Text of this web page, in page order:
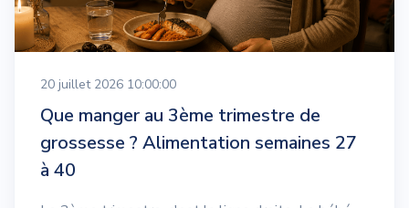
20 juillet 2026 10:00:00
Que manger au 3ème trimestre de
grossesse ? Alimentation semaines 27
à 40